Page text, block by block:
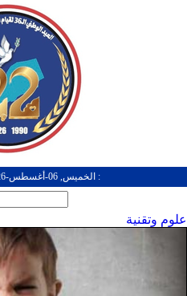
: الخميس, 06-أغسطس-2026 الساعة: 06:51 ص
علوم وتقنية